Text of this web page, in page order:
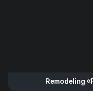
Remodeling